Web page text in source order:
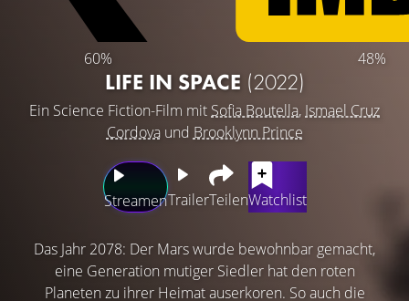
60% 48%
LIFE IN SPACE (2022)
Ein Science Fiction-Film mit Sofia Boutella, Ismael Cruz
Cordovaund Brooklynn Prince
StreamenTrailerTeilenWatchlist
Das Jahr 2078: Der Mars wurde bewohnbar gemacht,
eine Generation mutiger Siedler hat den roten
Planeten zu ihrer Heimat auserkoren. So auch die